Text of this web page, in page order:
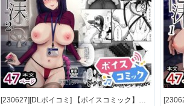
[230627][DLボイコミ] 【ボイスコミック】泡沫2～裏垢ドM派遣OLオナホ調教～ [44M] [RJ01070975]